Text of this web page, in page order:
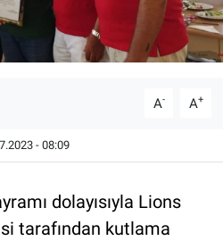
A- A+
- 08:09
dolayısıyla Lions
tarafından kutlama